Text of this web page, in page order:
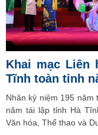
Khai mạc Liên
Tĩnh toàn tỉnh
Nhân kỷ niệm 195
năm tái lập tỉnh Hà
Văn hóa, Thể thao và Du